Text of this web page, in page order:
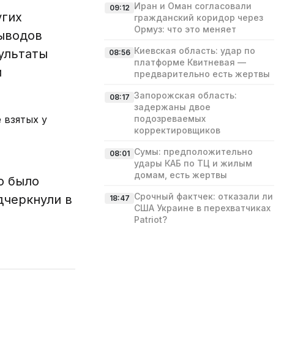
у
было
в
09:12 Иран и Оман согласовали
гражданский коридор через
Ормуз: что это меняет
08:56 Киевская область: удар по
платформе Квитневая —
предварительно есть жертвы
08:17 Запорожская область:
задержаны двое
подозреваемых
корректировщиков
08:01 Сумы: предположительно
удары КАБ по ТЦ и жилым
домам, есть жертвы
18:47 Срочный фактчек: отказали ли
США Украине в перехватчиках
Patriot?